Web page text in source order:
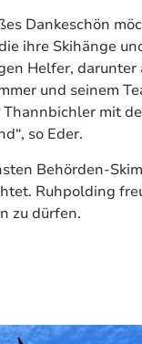
Dankeschön
ihre Skihänge
Helfer, darunter
und seinem
mit
so Eder.
Behörden-
Ruhpolding
zu dürfen.